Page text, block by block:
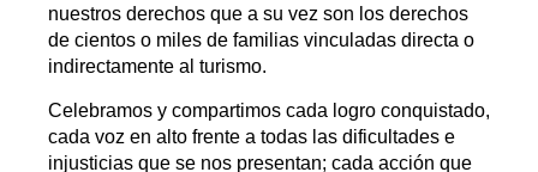
nuestros derechos que a su vez son los derechos
de cientos o miles de familias vinculadas directa o
indirectamente al turismo.
Celebramos y compartimos cada logro conquistado,
cada voz en alto frente a todas las dificultades e
injusticias que se nos presentan; cada acción que